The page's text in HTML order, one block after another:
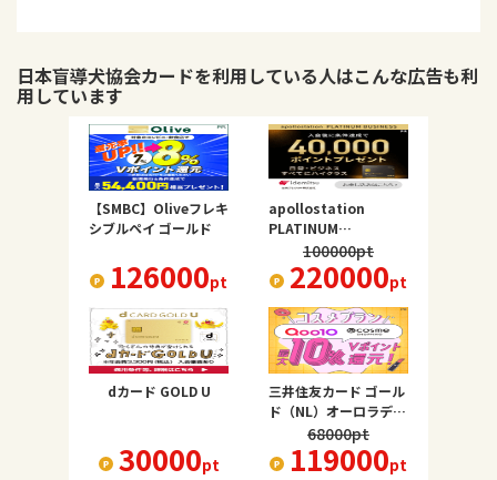
日本盲導犬協会カードを利用している人はこんな広告も利
用しています
【SMBC】Oliveフレキ
シブルペイ ゴールド
126000pt
apollostation
PLATINUM
BUSINESS
100000pt
220000pt
dカード GOLD U
30000pt
三井住友カード ゴール
ド（NL）オーロラデザ
68000pt
119000pt